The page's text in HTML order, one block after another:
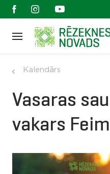
Kalendārs
Vasaras
vakars